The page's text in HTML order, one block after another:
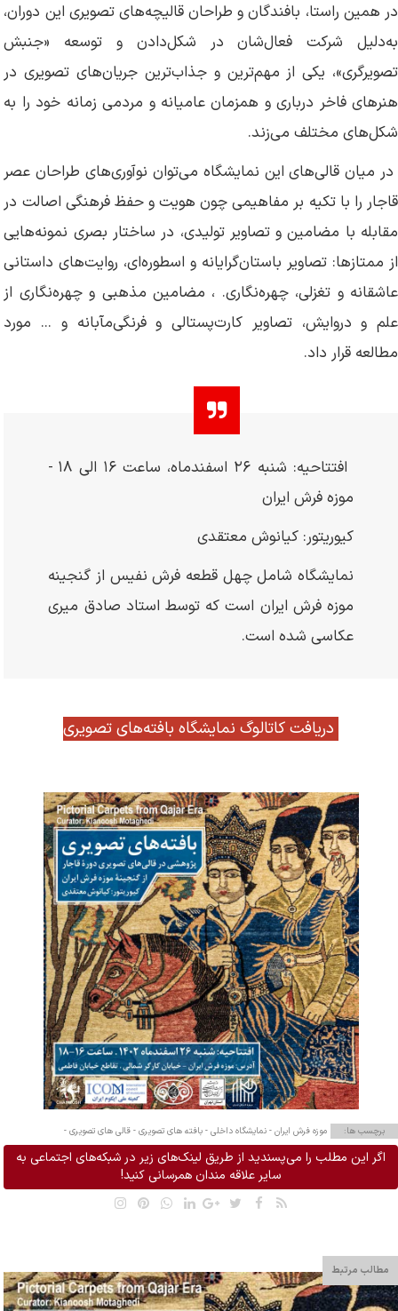
در همین راستا، بافندگان و طراحان قالیچه‌های تصویری این دوران،
به‌دلیل شرکت فعال‌شان در شکل‌دادن و توسعه «جنبش
تصویرگری»، یکی از مهم‌ترین و جذاب‌ترین جریان‌های تصویری در
هنرهای فاخر درباری و همزمان عامیانه و مردمی زمانه خود را به
شکل‌های مختلف می‌زند.
در میان قالی‌های این نمایشگاه می‌توان نوآوری‌های طراحان عصر
قاجار را با تکیه بر مفاهیمی چون هویت و حفظ فرهنگی اصالت در
مقابله با مضامین و تصاویر تولیدی، در ساختار بصری نمونه‌هایی
از ممتازها: تصاویر باستان‌گرایانه و اسطوره‌ای، روایت‌های داستانی
عاشقانه و تغزلی، چهره‌نگاری. ، مضامین مذهبی و چهره‌نگاری از
علم و دروایش، تصاویر کارت‌پستالی و فرنگی‌مآبانه و ... مورد
مطالعه قرار داد.
افتتاحیه: شنبه ۲۶ اسفندماه، ساعت ۱۶ الی ۱۸ -
موزه فرش ایران
کیوریتور: کیانوش معتقدی
نمایشگاه شامل چهل قطعه فرش نفیس از گنجینه
موزه فرش ایران است که توسط استاد صادق میری
عکاسی شده است.
دریافت کاتالوگ نمایشگاه بافته‌های تصویری
برچسب ها: موزه فرش ایران - نمایشگاه داخلی - بافته های تصویری - قالی های تصویری -
اگر این مطلب را می‌پسندید از طریق لینک‌های زیر در شبکه‌های اجتماعی به
سایر علاقه مندان همرسانی کنید!
مطالب مرتبط